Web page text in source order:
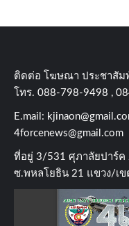
ติดต่อ​ โฆษณา​ ประชาสัม
โทร​. 088-798-9498 ,
E.mail:
4forcenews@gmail.com
ที่อยู่​ 3/531​ ศุภาลัยปาร์ค​
ซ.พหลโยธิน​ 21​ แขวง/เข